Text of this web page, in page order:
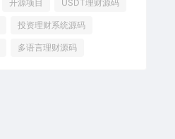
开源项目 USDT理财源码
投资理财系统源码
多语言理财源码